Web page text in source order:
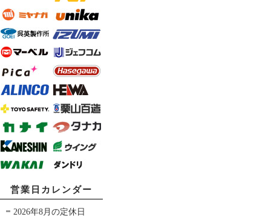
営業日カレンダー
2026年8月の定休日